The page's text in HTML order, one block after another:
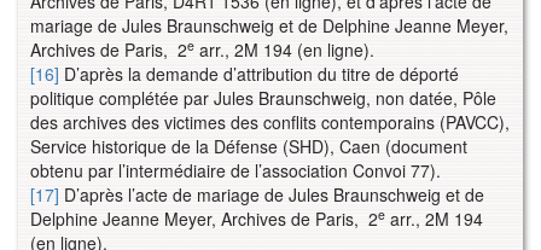
mariage de Jules Braunschweig et de Delphine Jeanne Meyer,
Archives de Paris, 2e arr., 2M 194 (en ligne).
[16] D’après la demande d’attribution du titre de déporté
politique complétée par Jules Braunschweig, non datée, Pôle
des archives des victimes des conflits contemporains (PAVCC),
Service historique de la Défense (SHD), Caen (document
obtenu par l’intermédiaire de l’association Convoi 77).
[17] D’après l’acte de mariage de Jules Braunschweig et de
Delphine Jeanne Meyer, Archives de Paris, 2e arr., 2M 194
(en ligne).